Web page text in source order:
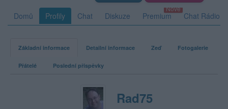
Domů Profily Chat Diskuze Premium Chat Rádio
Základní informace Detailní informace Zeď Fotogalerie
Přátelé Poslední příspěvky
Rad75